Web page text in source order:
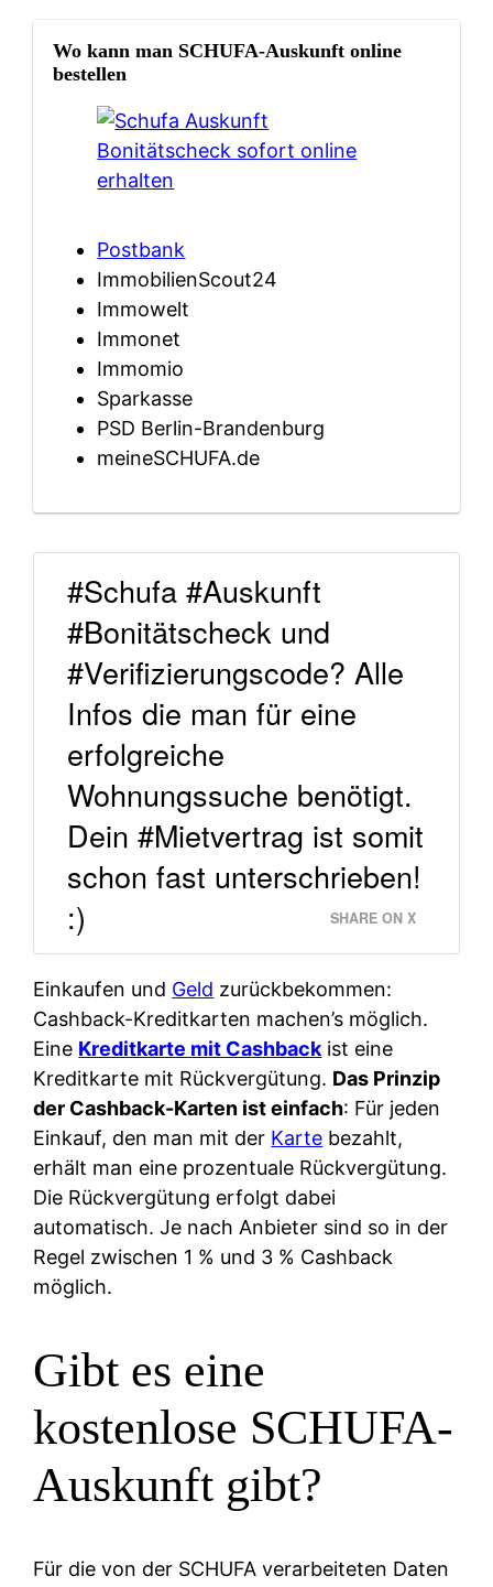
Wo kann man SCHUFA-Auskunft online
bestellen
Postbank
ImmobilienScout24
Immowelt
Immonet
Immomio
Sparkasse
PSD Berlin-Brandenburg
meineSCHUFA.de
#Schufa #Auskunft
#Bonitätscheck und
#Verifizierungscode? Alle
Infos die man für eine
erfolgreiche
Wohnungssuche benötigt.
Dein #Mietvertrag ist somit
schon fast unterschrieben!
:)
SHARE ON X
Einkaufen und Geld zurückbekommen:
Cashback-Kreditkarten machen’s möglich.
Eine Kreditkarte mit Cashback ist eine
Kreditkarte mit Rückvergütung. Das Prinzip
der Cashback-Karten ist einfach: Für jeden
Einkauf, den man mit der Karte bezahlt,
erhält man eine prozentuale Rückvergütung.
Die Rückvergütung erfolgt dabei
automatisch. Je nach Anbieter sind so in der
Regel zwischen 1 % und 3 % Cashback
möglich.
Gibt es eine
kostenlose SCHUFA-
Auskunft gibt?
Für die von der SCHUFA verarbeiteten Daten